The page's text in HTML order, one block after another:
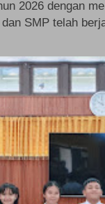
2026 dengan
SMP telah